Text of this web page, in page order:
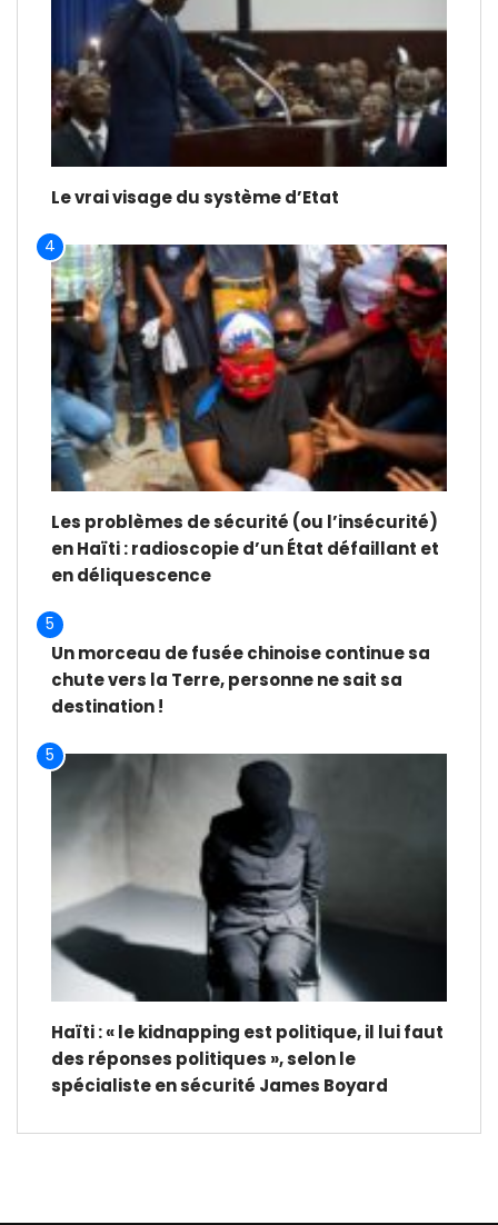
Le vrai visage du système d’Etat
4
Les problèmes de sécurité (ou l’insécurité)
en Haïti : radioscopie d’un État défaillant et
en déliquescence
5
Un morceau de fusée chinoise continue sa
chute vers la Terre, personne ne sait sa
destination !
5
Haïti : « le kidnapping est politique, il lui faut
des réponses politiques », selon le
spécialiste en sécurité James Boyard